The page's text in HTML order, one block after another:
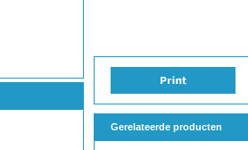
Gerelateerde producten